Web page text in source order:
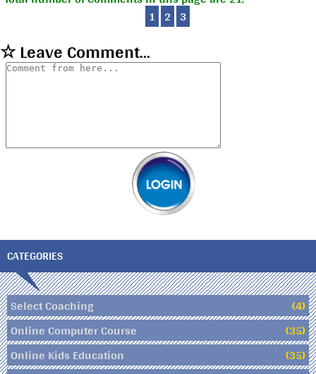
1 2 3
☆ Leave Comment...
CATEGORIES
Select Coaching
(4)
Online Computer Course
(35)
Online Kids Education
(35)